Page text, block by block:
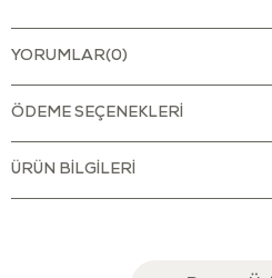
Oyuncak hareket ettikçe içindeki
dinamik yapı, bebeğin dikkatini
oyunu daha keyifli hâle getirir.
Çekme, itme ve takip etme
yardımcı olur. Hareket ettikçe oluşan
YORUMLAR(0)
ÖDEME SEÇENEKLERI
ÜRÜN BILGILERI